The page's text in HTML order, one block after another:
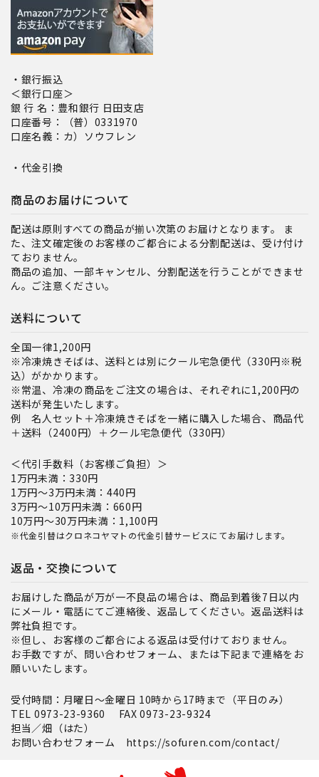
・銀行振込
＜銀行口座＞
銀 行 名：豊和銀行 日田支店
口座番号：（普）0331970
口座名義：カ）ソウフレン
・代金引換
商品のお届けについて
配送は原則すべての商品が揃い次第のお届けとなります。 ま
た、注文確定後のお客様のご都合による分割配送は、受け付け
ておりません。
商品の追加、一部キャンセル、分割配送を行うことができませ
ん。ご注意ください。
送料について
全国一律1,200円
※冷凍焼きそばは、送料とは別にクール宅急便代（330円※税
込）がかかります。
※常温、冷凍の商品をご注文の場合は、それぞれに1,200円の
送料が発生いたします。
例 名人セット＋冷凍焼きそばを一緒に購入した場合、商品代
＋送料（2400円）＋クール宅急便代（330円）
＜代引手数料（お客様ご負担）＞
1万円未満：330円
1万円～3万円未満：440円
3万円～10万円未満：660円
10万円～30万円未満：1,100円
※代金引替はクロネコヤマトの代金引替サービスにてお届けします。
返品・交換について
お届けした商品が万が一不良品の場合は、商品到着後7日以内
にメール・電話にてご連絡後、返品してください。返品送料は
弊社負担です。
※但し、お客様のご都合による返品は受付けておりません。
お手数ですが、問い合わせフォーム、または下記まで連絡をお
願いいたします。
受付時間：月曜日～金曜日 10時から17時まで（平日のみ）
TEL 0973-23-9360 FAX 0973-23-9324
担当／畑（はた）
お問い合わせフォーム https://sofuren.com/contact/